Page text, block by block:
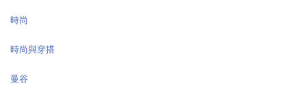
時尚
時尚與穿搭
曼谷